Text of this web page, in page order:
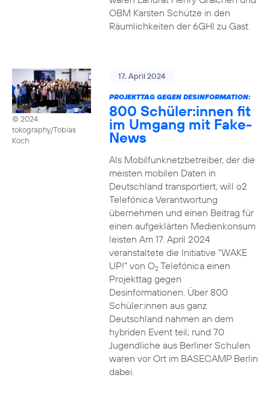
OBM Karsten Schütze in den
Räumlichkeiten der 6GHI zu Gast.
© 2024
tokography/Tobias
Koch
17. April 2024
PROJEKTTAG GEGEN DESINFORMATION:
800 Schüler:innen fit
im Umgang mit Fake-
News
Als Mobilfunknetzbetreiber, der die
meisten mobilen Daten in
Deutschland transportiert, will o2
Telefónica Verantwortung
übernehmen und einen Beitrag für
einen aufgeklärten Medienkonsum
leisten Am 17. April 2024
veranstaltete die Initiative “WAKE
UP!” von O2Telefónica einen
Projekttag gegen
Desinformationen. Über 800
Schüler:innen aus ganz
Deutschland nahmen an dem
hybriden Event teil; rund 70
Jugendliche aus Berliner Schulen
waren vor Ort im BASECAMP Berlin
dabei.